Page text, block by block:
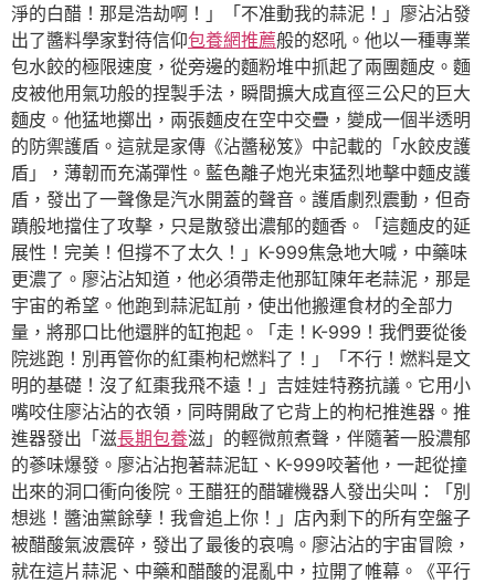
淨的白醋！那是浩劫啊！」「不准動我的蒜泥！」廖沾沾發
出了醬料學家對待信仰包養網推薦般的怒吼。他以一種專業
包水餃的極限速度，從旁邊的麵粉堆中抓起了兩團麵皮。麵
皮被他用氣功般的捏製手法，瞬間擴大成直徑三公尺的巨大
麵皮。他猛地擲出，兩張麵皮在空中交疊，變成一個半透明
的防禦護盾。這就是家傳《沾醬秘笈》中記載的「水餃皮護
盾」，薄韌而充滿彈性。藍色離子炮光束猛烈地擊中麵皮護
盾，發出了一聲像是汽水開蓋的聲音。護盾劇烈震動，但奇
蹟般地擋住了攻擊，只是散發出濃郁的麵香。「這麵皮的延
展性！完美！但撐不了太久！」K-999焦急地大喊，中藥味
更濃了。廖沾沾知道，他必須帶走他那缸陳年老蒜泥，那是
宇宙的希望。他跑到蒜泥缸前，使出他搬運食材的全部力
量，將那口比他還胖的缸抱起。「走！K-999！我們要從後
院逃跑！別再管你的紅棗枸杞燃料了！」「不行！燃料是文
明的基礎！沒了紅棗我飛不遠！」吉娃娃特務抗議。它用小
嘴咬住廖沾沾的衣領，同時開啟了它背上的枸杞推進器。推
進器發出「滋長期包養滋」的輕微煎煮聲，伴隨著一股濃郁
的蔘味爆發。廖沾沾抱著蒜泥缸、K-999咬著他，一起從撞
出來的洞口衝向後院。王醋狂的醋罐機器人發出尖叫：「別
想逃！醬油黨餘孽！我會追上你！」店內剩下的所有空盤子
被醋酸氣波震碎，發出了最後的哀鳴。廖沾沾的宇宙冒險，
就在這片蒜泥、中藥和醋酸的混亂中，拉開了帷幕。《平行